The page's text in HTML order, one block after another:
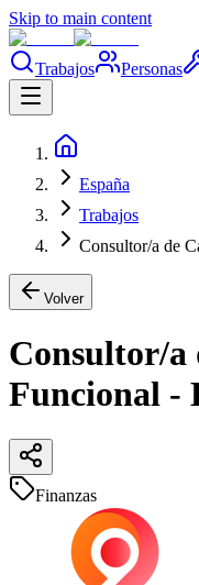
Skip to main content
Trabajos Personas
España
Trabajos
Consultor/a de
Volver
Consultor/a
Funcional -
Finanzas